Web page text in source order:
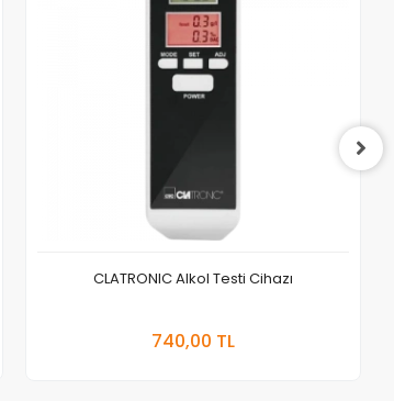
CLATRONIC Alkol Testi Cihazı
740,00 TL